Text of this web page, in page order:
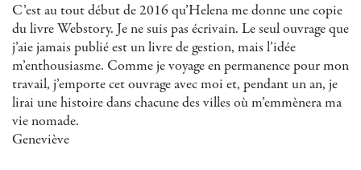
C’est au tout début de 2016 qu’Helena me donne une copie
du livre Webstory. Je ne suis pas écrivain. Le seul ouvrage que
j’aie jamais publié est un livre de gestion, mais l’idée
m’enthousiasme. Comme je voyage en permanence pour mon
travail, j’emporte cet ouvrage avec moi et, pendant un an, je
lirai une histoire dans chacune des villes où m’emmènera ma
vie nomade.
Geneviève